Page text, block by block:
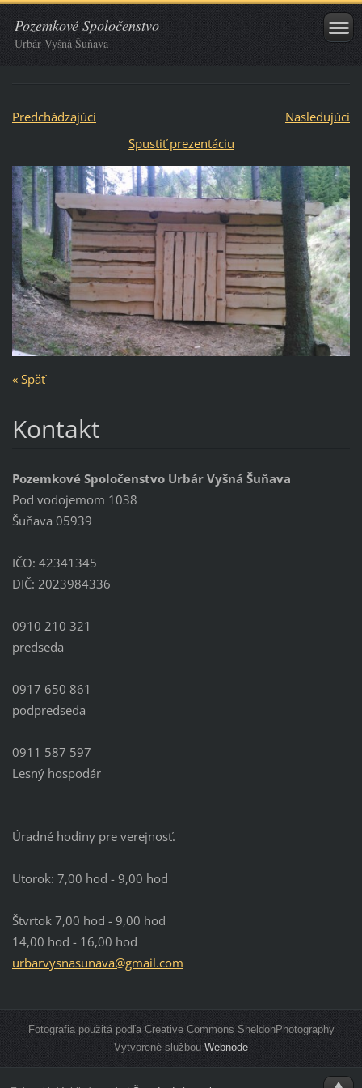
Pozemkové Spoločenstvo
Urbár Vyšná Šuňava
Predchádzajúci
Nasledujúci
Spustiť prezentáciu
« Späť
Kontakt
Pozemkové Spoločenstvo Urbár Vyšná Šuňava
Pod vodojemom 1038
Šuňava 05939
IČO: 42341345
DIČ: 2023984336
0910 210 321
predseda
0917 650 861
podpredseda
0911 587 597
Lesný hospodár
Úradné hodiny pre verejnosť.
Utorok: 7,00 hod - 9,00 hod
Štvrtok 7,00 hod - 9,00 hod
14,00 hod - 16,00 hod
urbarvysnasunava@gmail.com
Fotografia použitá podľa Creative Commons SheldonPhotography
Vytvorené službouWebnode